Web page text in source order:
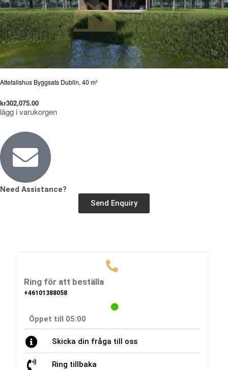
Attefallshus Byggsats Dublin, 40 m²
kr302,075.00
lägg i varukorgen
Need Assistance?
Send Enquiry
Ring för att beställa
+46101388058
Öppet till 05:00
Skicka din fråga till oss
Ring tillbaka